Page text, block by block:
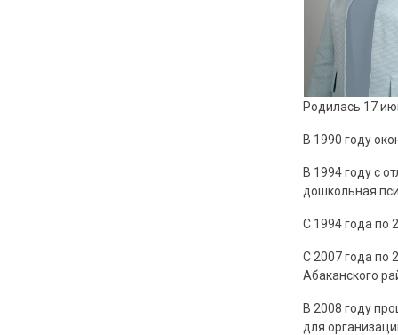
Родилась 17
В 1990 году
В 1994 году с
дошкольная
С 1994 года по
С 2007 года по
Абаканского
В 2008 году
для